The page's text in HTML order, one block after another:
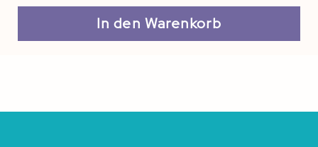
In den Warenkorb